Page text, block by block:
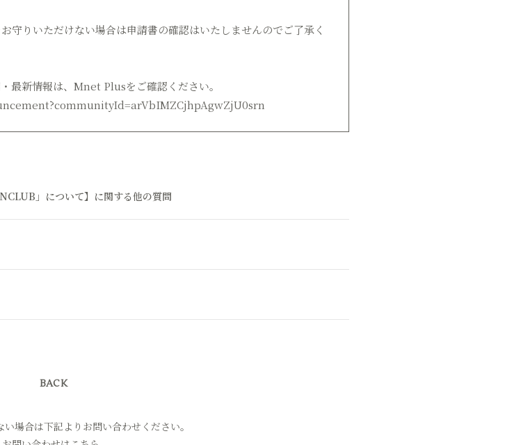
守りいただけない場合は申請書の確認はいたしませんのでご了承く
最新情報は、Mnet Plusをご確認ください。
」について】に関する他の質問
BACK
場合は下記よりお問い合わせください。